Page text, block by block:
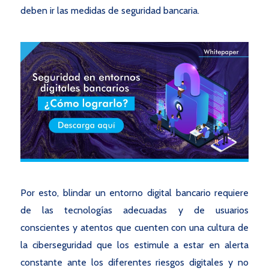
deben ir las medidas de seguridad bancaria.
Por esto, blindar un entorno digital bancario requiere
de las tecnologías adecuadas y de usuarios
conscientes y atentos que cuenten con una cultura de
la ciberseguridad que los estimule a estar en alerta
constante ante los diferentes riesgos digitales y no